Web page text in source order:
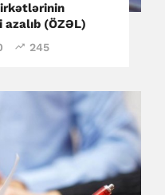
azalıb (ÖZƏL)
245